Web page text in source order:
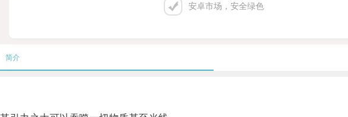
安卓市场，安全绿色
简介